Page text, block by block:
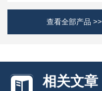
查看全部产品 >>
相关文章